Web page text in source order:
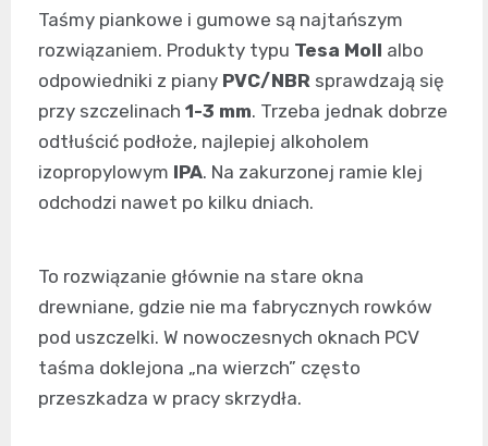
Taśmy piankowe i gumowe są najtańszym
rozwiązaniem. Produkty typu Tesa Moll albo
odpowiedniki z piany PVC/NBR sprawdzają się
przy szczelinach 1-3 mm. Trzeba jednak dobrze
odtłuścić podłoże, najlepiej alkoholem
izopropylowym IPA. Na zakurzonej ramie klej
odchodzi nawet po kilku dniach.
To rozwiązanie głównie na stare okna
drewniane, gdzie nie ma fabrycznych rowków
pod uszczelki. W nowoczesnych oknach PCV
taśma doklejona „na wierzch” często
przeszkadza w pracy skrzydła.